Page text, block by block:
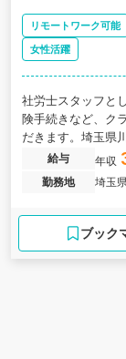
リモートワーク可能
女性活躍
社労士スタッフと
険手続きなど、ク
だきます。埼玉県
アップ法人の支援
給与 年収
勤務地
埼玉
ブック